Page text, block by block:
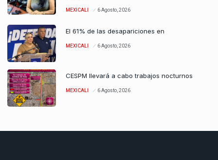
MEXICALI 6 Agosto, 2026
El 61% de las desapariciones en
MEXICALI 6 Agosto, 2026
CESPM llevará a cabo trabajos nocturnos
MEXICALI 6 Agosto, 2026